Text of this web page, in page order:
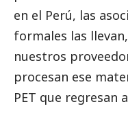
en el Perú, las
formales las
nuestros
procesan ese
PET que regresan